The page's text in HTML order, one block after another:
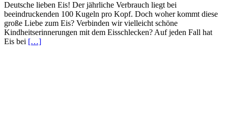
Deutsche lieben Eis! Der jährliche Verbrauch liegt bei
beeindruckenden 100 Kugeln pro Kopf. Doch woher kommt diese
große Liebe zum Eis? Verbinden wir vielleicht schöne
Kindheitserinnerungen mit dem Eisschlecken? Auf jeden Fall hat
Eis bei […]